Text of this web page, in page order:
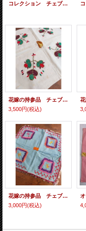
コレクション チェブレ オスマンル刺繍 シルクと金属糸刺繍 裏表なしのテクニック ゲミリックのウムルベイ 80×80cm
花嫁の持参品 チェブレ 金属糸とコットン糸の手刺繍 ブルサ 34×34cm
3,500円(税込)
花嫁の持参品 チェブレ プルオヤ付き ブルサ 25×25cm
3,000円(税込)